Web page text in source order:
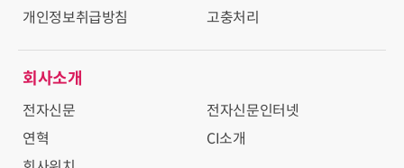
개인정보취급방침
고충처리
회사소개
전자신문
전자신문인터넷
연혁
CI소개